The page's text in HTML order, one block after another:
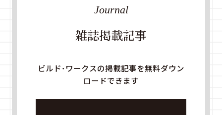
雑誌掲載記事
Journal
ビルド・ワークスの掲載記事を無料ダウン
ロードできます